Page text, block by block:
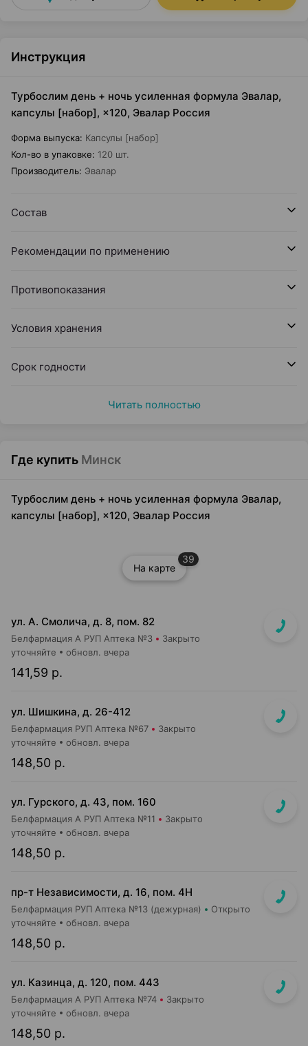
Инструкция
Турбослим день + ночь усиленная формула Эвалар,
капсулы [набор], ×120, Эвалар Россия
Форма выпуска: Капсулы [набор]
Кол-во в упаковке: 120 шт.
Производитель: Эвалар
Состав
Рекомендации по применению
Противопоказания
Условия хранения
Срок годности
Читать полностью
Где купить Минск
Турбослим день + ночь усиленная формула Эвалар,
капсулы [набор], ×120, Эвалар Россия
На карте
39
ул. А. Смолича, д. 8, пом. 82
Белфармация А РУП Аптека №3 Закрыто
141,59 р.
уточняйте обновл. вчера
ул. Шишкина, д. 26-412
Белфармация РУП Аптека №67 Закрыто
148,50 р.
уточняйте обновл. вчера
ул. Гурского, д. 43, пом. 160
Белфармация А РУП Аптека №11 Закрыто
148,50 р.
уточняйте обновл. вчера
пр-т Независимости, д. 16, пом. 4Н
Белфармация РУП Аптека №13 (дежурная) Открыто
148,50 р.
уточняйте обновл. вчера
ул. Казинца, д. 120, пом. 443
Белфармация А РУП Аптека №74 Закрыто
148,50 р.
уточняйте обновл. вчера